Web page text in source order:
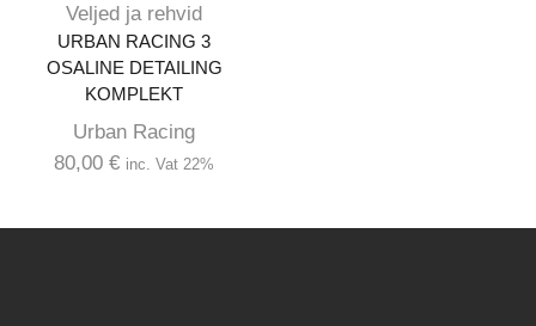
Veljed ja rehvid
URBAN RACING 3
OSALINE DETAILING
KOMPLEKT
Urban Racing
80,00 € inc. Vat 22%